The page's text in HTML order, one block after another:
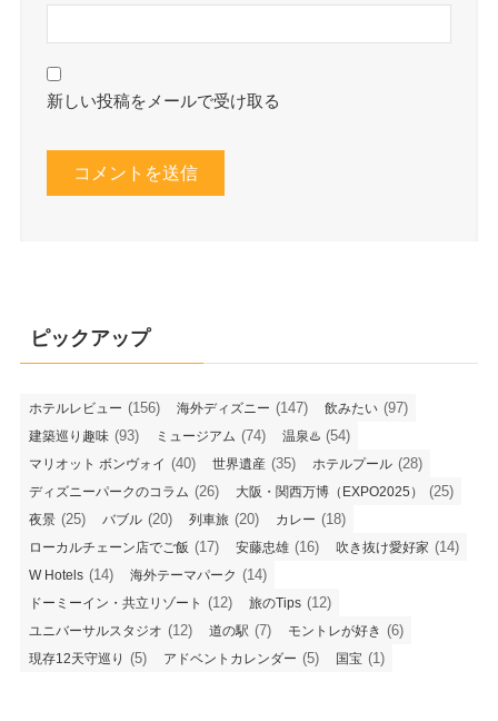
新しい投稿をメールで受け取る
ピックアップ
ホテルレビュー (156) 海外ディズニー (147) 飲みたい (97)
建築巡り趣味 (93) ミュージアム (74) 温泉♨️ (54)
マリオット ボンヴォイ (40) 世界遺産 (35) ホテルプール (28)
ディズニーパークのコラム (26) 大阪・関西万博（EXPO2025） (25)
夜景 (25) バブル (20) 列車旅 (20) カレー (18)
ローカルチェーン店でご飯 (17) 安藤忠雄 (16) 吹き抜け愛好家 (14)
W Hotels (14) 海外テーマパーク (14)
ドーミーイン・共立リゾート (12) 旅のTips (12)
ユニバーサルスタジオ (12) 道の駅 (7) モントレが好き (6)
現存12天守巡り (5) アドベントカレンダー (5) 国宝 (1)